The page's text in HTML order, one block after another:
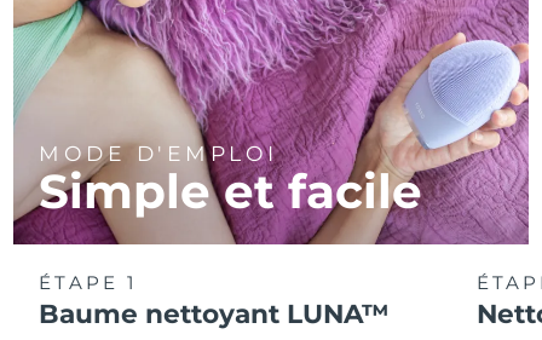
MODE D'EMPLOI
Simple et facile
ÉTAPE 1
Baume nettoyant LUNA™